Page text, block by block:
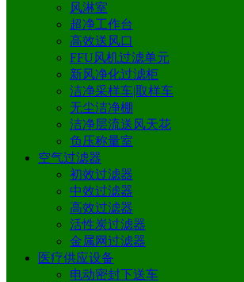
风淋室
超净工作台
高效送风口
FFU风机过滤单元
新风净化过滤柜
洁净采样车|取样车
无尘洁净棚
洁净层流送风天花
负压称量室
空气过滤器
初效过滤器
中效过滤器
高效过滤器
活性炭过滤器
金属网过滤器
医疗供应设备
电动密封下送车